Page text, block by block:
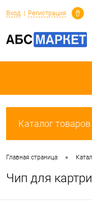
Вход Регистрация
Определение
Каталог товаров
Главная страница •
Чип для